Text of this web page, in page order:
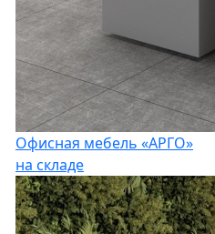
Офисная мебель «АРГО»
на складе